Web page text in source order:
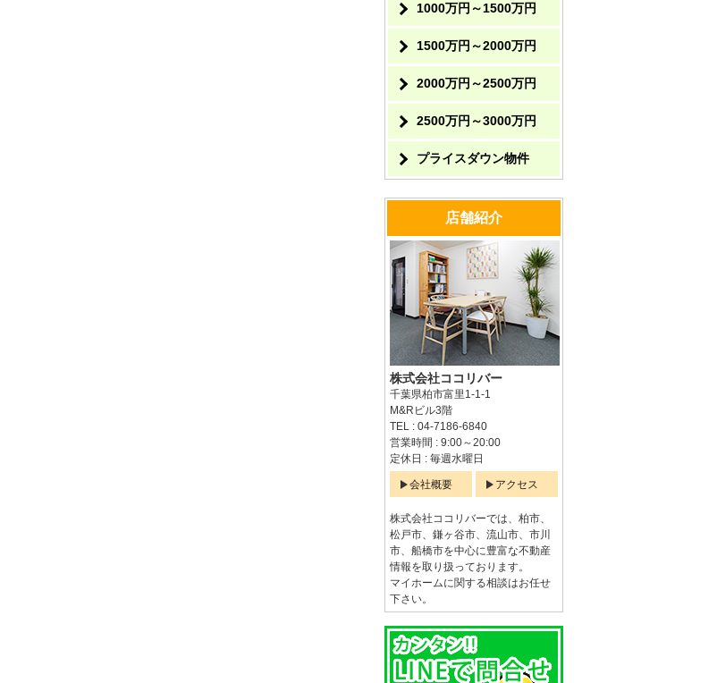
1000万円～1500万円
1500万円～2000万円
2000万円～2500万円
2500万円～3000万円
プライスダウン物件
店舗紹介
株式会社ココリバー
千葉県柏市富里1-1-1
M&Rビル3階
TEL : 04-7186-6840
営業時間 : 9:00～20:00
定休日 : 毎週水曜日
会社概要 アクセス
株式会社ココリバーでは、柏市、
松戸市、鎌ヶ谷市、流山市、市川
市、船橋市を中心に豊富な不動産
情報を取り扱っております。
マイホームに関する相談はお任せ
下さい。